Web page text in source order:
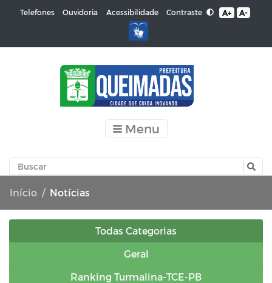
Telefones Ouvidoria Acessibilidade Contraste A+ A-
Menu
Início Notícias
Todas Categorias
Geral
Ranking Turmalina-TCE-PB